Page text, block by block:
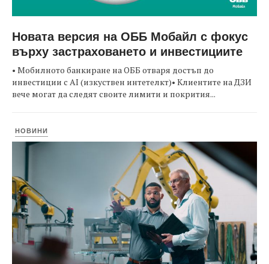
Новата версия на ОББ Мобайл с фокус
върху застраховането и инвестициите
• Мобилното банкиране на ОББ отваря достъп до
инвестиции с AI (изкуствен интетелкт)• Клиентите на ДЗИ
вече могат да следят своите лимити и покрития...
НОВИНИ